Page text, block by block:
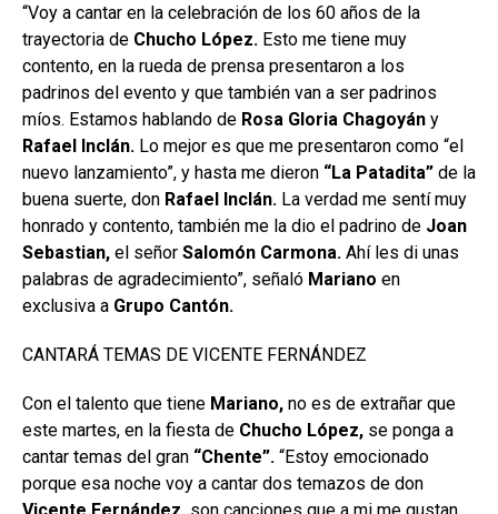
“Voy a cantar en la celebración de los 60 años de la
trayectoria de Chucho López. Esto me tiene muy
contento, en la rueda de prensa presentaron a los
padrinos del evento y que también van a ser padrinos
míos. Estamos hablando de Rosa Gloria Chagoyán y
Rafael Inclán. Lo mejor es que me presentaron como “el
nuevo lanzamiento”, y hasta me dieron “La Patadita” de la
buena suerte, don Rafael Inclán. La verdad me sentí muy
honrado y contento, también me la dio el padrino de Joan
Sebastian, el señor Salomón Carmona. Ahí les di unas
palabras de agradecimiento”, señaló Mariano en
exclusiva a Grupo Cantón.
CANTARÁ TEMAS DE VICENTE FERNÁNDEZ
Con el talento que tiene Mariano, no es de extrañar que
este martes, en la fiesta de Chucho López, se ponga a
cantar temas del gran “Chente”. “Estoy emocionado
porque esa noche voy a cantar dos temazos de don